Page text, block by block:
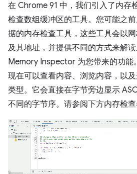
在 Chrome 91 中，我们引入了内存
检查数组缓冲区的工具。您可能之
据的内存检查工具，这些工具会以
及其地址，并提供不同的方式来解
Memory Inspector 为您带来的功能
现在可以查看内容、浏览内容，以
类型。它会直接在字节旁边显示
不同的字节序。请参阅下方内存检